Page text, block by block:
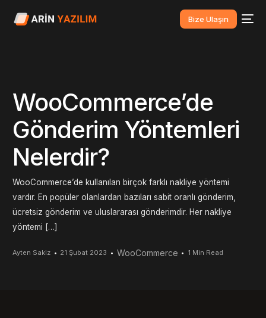
Bize Ulaşın
WooCommerce’de
Gönderim Yöntemleri
Nelerdir?
WooCommerce’de kullanılan birçok farklı nakliye yöntemi
vardır. En popüler olanlardan bazıları sabit oranlı gönderim,
ücretsiz gönderim ve uluslararası gönderimdir. Her nakliye
yöntemi […]
Ayten Sakiz 21 Şubat 2023 WooCommerce 1 Min Read